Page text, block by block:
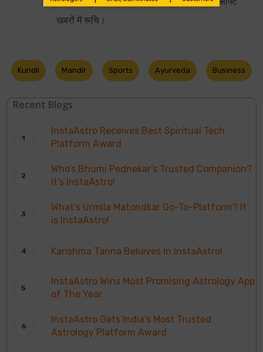
खबरों में रूचि।
Kundli Mandir Sports Ayurveda Business
Recent Blogs
InstaAstro Receives Best Spiritual Tech
Platform Award
Who’s Bhumi Pednekar’s Trusted Companion?
It’s InstaAstro!
What’s Urmila Matondkar Go-To-Platform? It
is InstaAstro!
Karishma Tanna Believes In InstaAstro!
InstaAstro Wins Most Promising Astrology App
of The Year
InstaAstro Gets India’s Most Trusted
Astrology Platform Award